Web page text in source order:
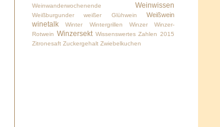
Weinwanderwochenende
Weinwissen
Weißburgunder weißer Glühwein Weißwein
winetalk Winter Wintergrillen Winzer
Winzer-
Rotwein Winzersekt Wissenswertes Zahlen 2015
Zitronesaft Zuckergehalt Zwiebelkuchen